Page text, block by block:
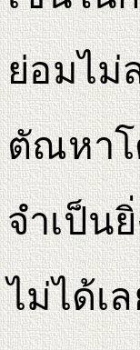
ย่อมไม่
ตัณหาโ
จำเป็น
ไม่ได้เ